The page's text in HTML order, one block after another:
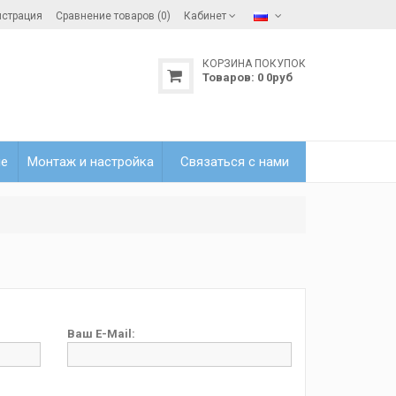
Сравнение товаров (0) Кабинет
КОРЗИНА ПОКУПОК
Товаров: 0 0руб
Монтаж и настройка Связаться с нами
Ваш E-Mail: